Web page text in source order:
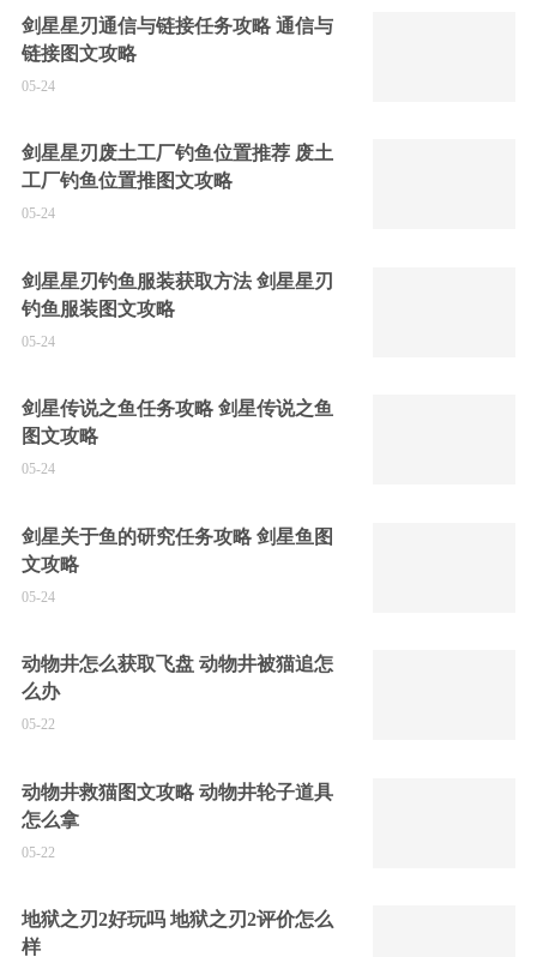
剑星星刃通信与链接任务攻略 通信与
链接图文攻略
05-24
剑星星刃废土工厂钓鱼位置推荐 废土
工厂钓鱼位置推图文攻略
05-24
剑星星刃钓鱼服装获取方法 剑星星刃
钓鱼服装图文攻略
05-24
剑星传说之鱼任务攻略 剑星传说之鱼
图文攻略
05-24
剑星关于鱼的研究任务攻略 剑星鱼图
文攻略
05-24
动物井怎么获取飞盘 动物井被猫追怎
么办
05-22
动物井救猫图文攻略 动物井轮子道具
怎么拿
05-22
地狱之刃2好玩吗 地狱之刃2评价怎么
样